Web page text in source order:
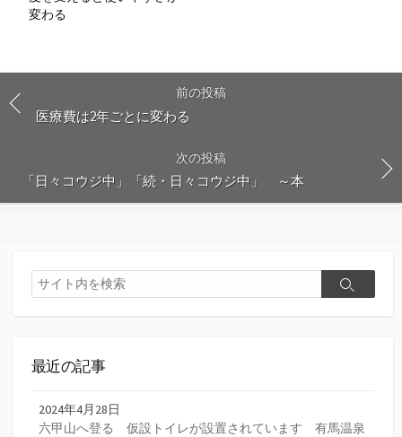
変わる
前の投稿
医療費は2年ごとに変わる
次の投稿
「日々コウジ中」「続・日々コウジ中」 ～本
検
索
検
最近の記事
2024年4月28日
六甲山へ登る 仮設トイレが設置されています 有馬温泉